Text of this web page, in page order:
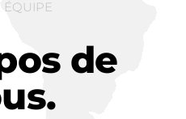
ÉQUIPE
de